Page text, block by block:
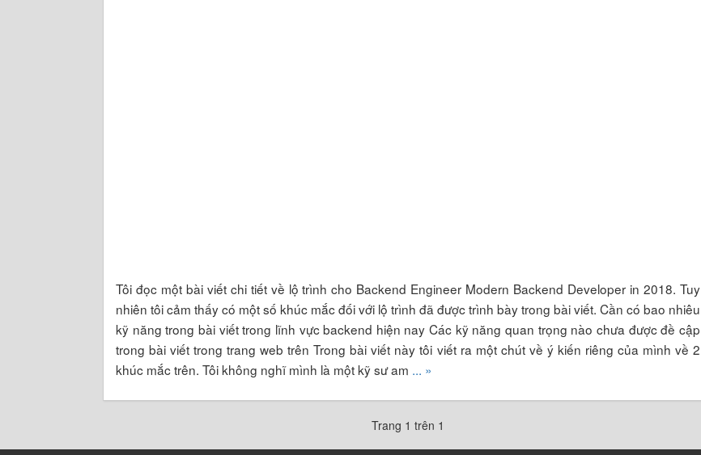
Tôi đọc một bài viết chi tiết về lộ trình cho Backend Engineer Modern Backend Developer in 2018. Tuy
nhiên tôi cảm thấy có một số khúc mắc đối với lộ trình đã được trình bày trong bài viết. Cần có bao nhiêu
kỹ năng trong bài viết trong lĩnh vực backend hiện nay Các kỹ năng quan trọng nào chưa được đề cập
trong bài viết trong trang web trên Trong bài viết này tôi viết ra một chút về ý kiến riêng của mình về 2
khúc mắc trên. Tôi không nghĩ mình là một kỹ sư am ... »
Trang 1 trên 1